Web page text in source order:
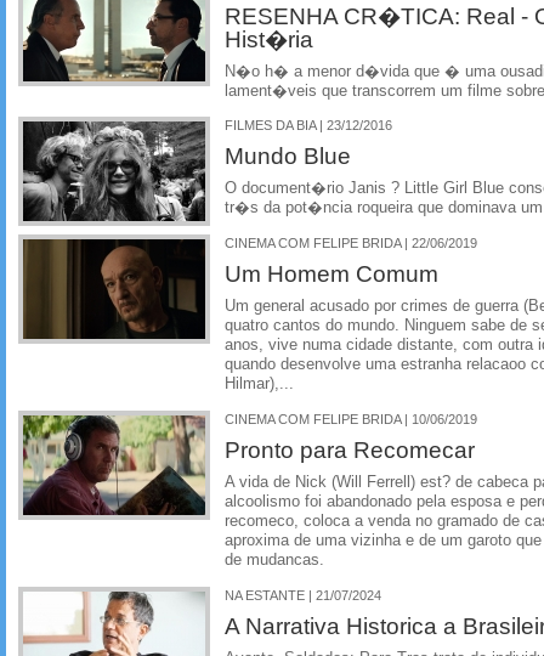
RESENHA CR�TICA: Real -
Hist�ria
N�o h� a menor d�vida que � uma
lament�veis que transcorrem um filme
FILMES DA BIA | 23/12/2016
Mundo Blue
O document�rio Janis ? Little Girl Blue
tr�s da pot�ncia roqueira que dominava
CINEMA COM FELIPE BRIDA | 22/06/2019
Um Homem Comum
Um general acusado por crimes de guerra
quatro cantos do mundo. Ninguem sabe de
anos, vive numa cidade distante, com outra
quando desenvolve uma estranha relacaoo
Hilmar),...
CINEMA COM FELIPE BRIDA | 10/06/2019
Pronto para Recomecar
A vida de Nick (Will Ferrell) est? de cabeca
alcoolismo foi abandonado pela esposa e
recomeco, coloca a venda no gramado de
aproxima de uma vizinha e de um garoto
de mudancas.
NA ESTANTE | 21/07/2024
A Narrativa Historica a